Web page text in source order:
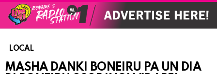
LOCAL
MASHA DANKI BONEIRU PA UN DIA